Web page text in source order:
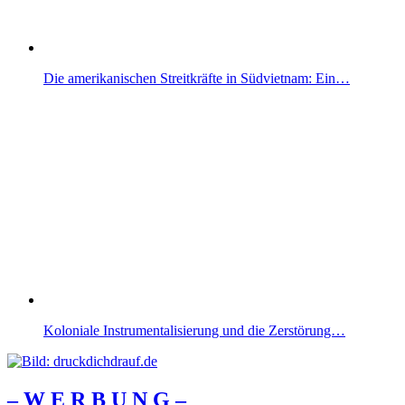
Die amerikanischen Streitkräfte in Südvietnam: Ein…
Koloniale Instrumentalisierung und die Zerstörung…
– W Ε R Β U Ν G –